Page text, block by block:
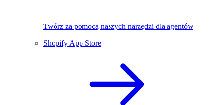
Twórz za pomocą naszych narzędzi dla agentów
Shopify App Store